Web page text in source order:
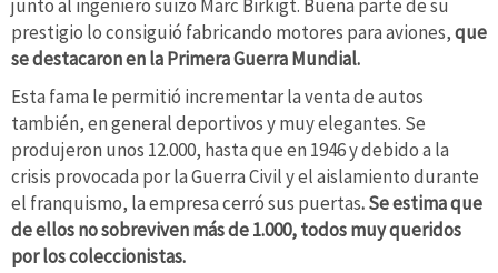
junto al ingeniero suizo Marc Birkigt. Buena parte de su
prestigio lo consiguió fabricando motores para aviones,que
se destacaron en la Primera Guerra Mundial.
Esta fama le permitió incrementar la venta de autos
también, en general deportivos y muy elegantes. Se
produjeron unos 12.000, hasta que en 1946 y debido a la
crisis provocada por la Guerra Civil y el aislamiento durante
el franquismo, la empresa cerró sus puertas. Se estima que
de ellos no sobreviven más de 1.000, todos muy queridos
por los coleccionistas.